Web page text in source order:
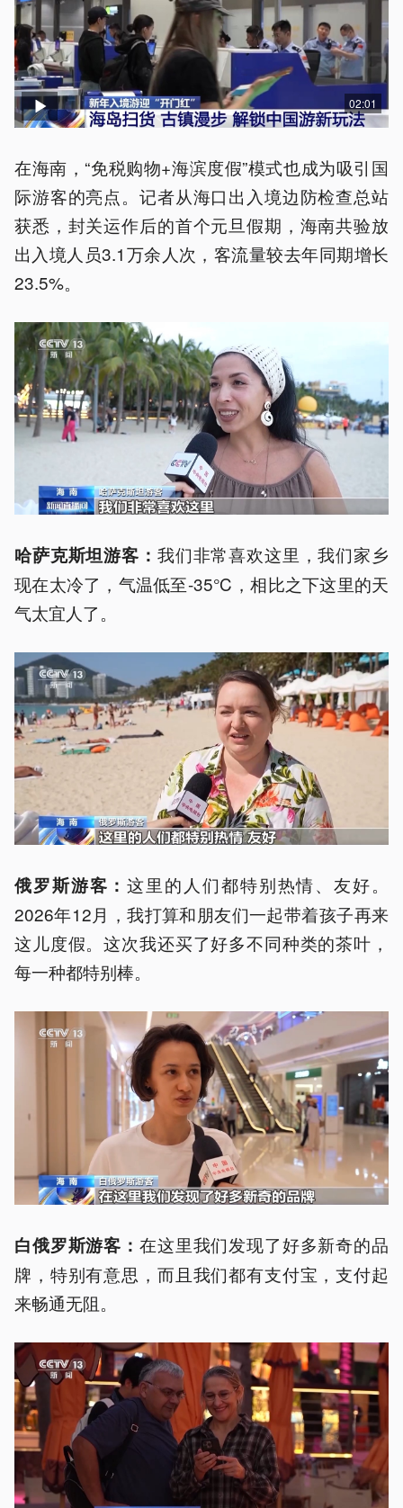
02:01
在海南，“免税购物+海滨度假”模式也成为吸引国
际游客的亮点。记者从海口出入境边防检查总站
获悉，封关运作后的首个元旦假期，海南共验放
出入境人员3.1万余人次，客流量较去年同期增长
23.5%。
哈萨克斯坦游客： 我们非常喜欢这里，我们家乡
现在太冷了，气温低至-35℃，相比之下这里的天
气太宜人了。
俄罗斯游客：这里的人们都特别热情、友好。
2026年12月，我打算和朋友们一起带着孩子再来
这儿度假。这次我还买了好多不同种类的茶叶，
每一种都特别棒。
白俄罗斯游客： 在这里我们发现了好多新奇的品
牌，特别有意思，而且我们都有支付宝，支付起
来畅通无阻。